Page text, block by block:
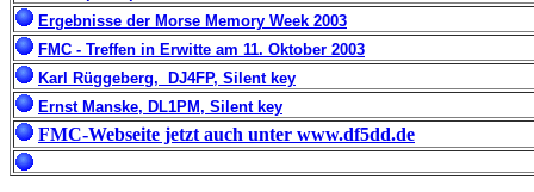
Ergebnisse der Morse Memory Week 2003
FMC - Treffen in Erwitte am 11. Oktober 2003
Karl Rüggeberg, DJ4FP, Silent key
Ernst Manske, DL1PM, Silent key
FMC-Webseite jetzt auch unter www.df5dd.de